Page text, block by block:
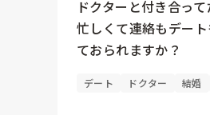
ドクターと付き合っ
忙しくて連絡もデー
ておられますか？
デート ドクター 結婚